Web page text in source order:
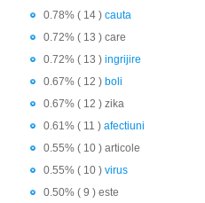
0.78% ( 14 )cauta
0.72% ( 13 ) care
0.72% ( 13 )ingrijire
0.67% ( 12 ) boli
0.67% ( 12 ) zika
0.61% ( 11 )afectiuni
0.55% ( 10 ) articole
0.55% ( 10 )virus
0.50% ( 9 ) este